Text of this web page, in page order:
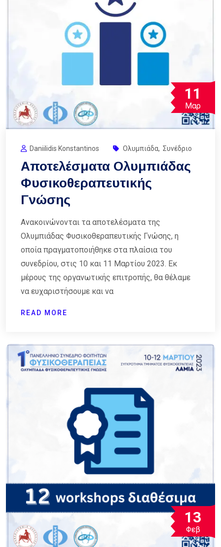
11
Μαρ
Daniilidis Konstantinos Ολυμπιάδα, Συνέδριο
Αποτελέσματα Ολυμπιάδας
Φυσικοθεραπευτικής
Γνώσης
Ανακοινώνονται τα αποτελέσματα της
Ολυμπιάδας Φυσικοθεραπευτικής Γνώσης, η
οποία πραγματοποιήθηκε στα πλαίσια του
συνεδρίου, στις 10 και 11 Μαρτίου 2023. Εκ
μέρους της οργανωτικής επιτροπής, θα θέλαμε
να ευχαριστήσουμε και να
READ MORE
13
Φεβ